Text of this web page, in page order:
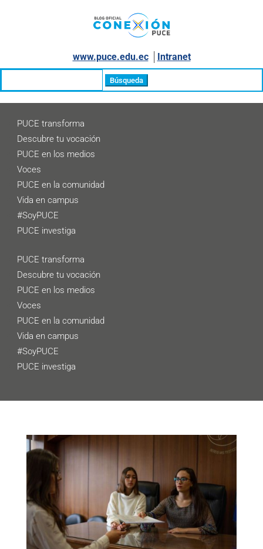
www.puce.edu.ec│ Intranet
PUCE transforma
Descubre tu vocación
PUCE en los medios
Voces
PUCE en la comunidad
Vida en campus
#SoyPUCE
PUCE investiga
PUCE transforma
Descubre tu vocación
PUCE en los medios
Voces
PUCE en la comunidad
Vida en campus
#SoyPUCE
PUCE investiga